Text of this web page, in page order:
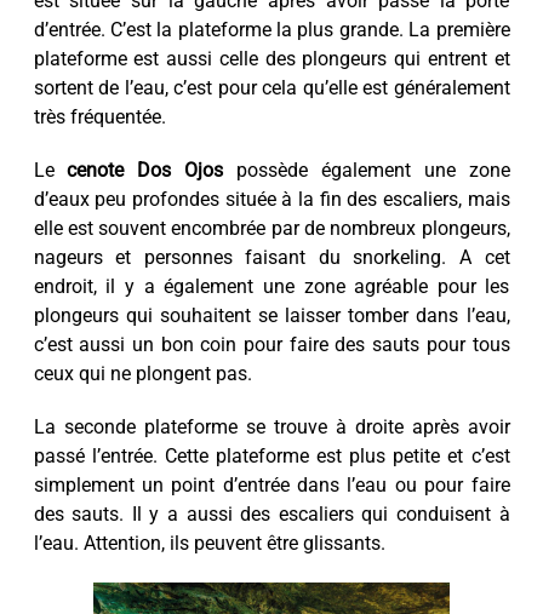
d’entrée. C’est la plateforme la plus grande. La première
plateforme est aussi celle des plongeurs qui entrent et
sortent de l’eau, c’est pour cela qu’elle est généralement
très fréquentée.
Lecenote Dos Ojos possède également une zone
d’eaux peu profondes située à la fin des escaliers, mais
elle est souvent encombrée par de nombreux plongeurs,
nageurs et personnes faisant du snorkeling. A cet
endroit, il y a également une zone agréable pour les
plongeurs qui souhaitent se laisser tomber dans l’eau,
c’est aussi un bon coin pour faire des sauts pour tous
ceux qui ne plongent pas.
La seconde plateforme se trouve à droite après avoir
passé l’entrée. Cette plateforme est plus petite et c’est
simplement un point d’entrée dans l’eau ou pour faire
des sauts. Il y a aussi des escaliers qui conduisent à
l’eau. Attention, ils peuvent être glissants.